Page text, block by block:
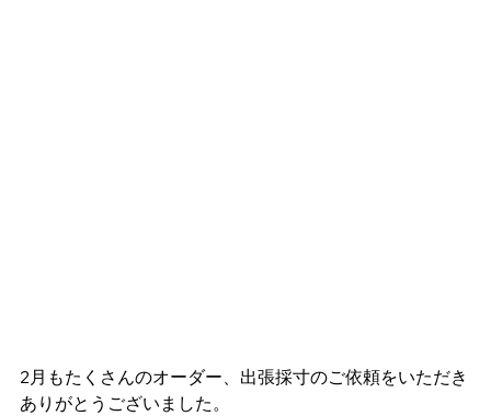
2月もたくさんのオーダー、出張採寸のご依頼をいただき
ありがとうございました。